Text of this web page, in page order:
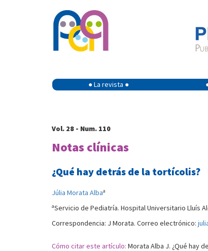
● La revista ●
Vol. 28 - Num. 110
Notas clínicas
¿Qué hay detrás de la tortícolis?
Júlia Morata Albaa
aServicio de Pediatría. Hospital Universitario Lluís
Correspondencia: J Morata. Correo electrónico:
Cómo citar este artículo: Morata Alba J. ¿Qué hay